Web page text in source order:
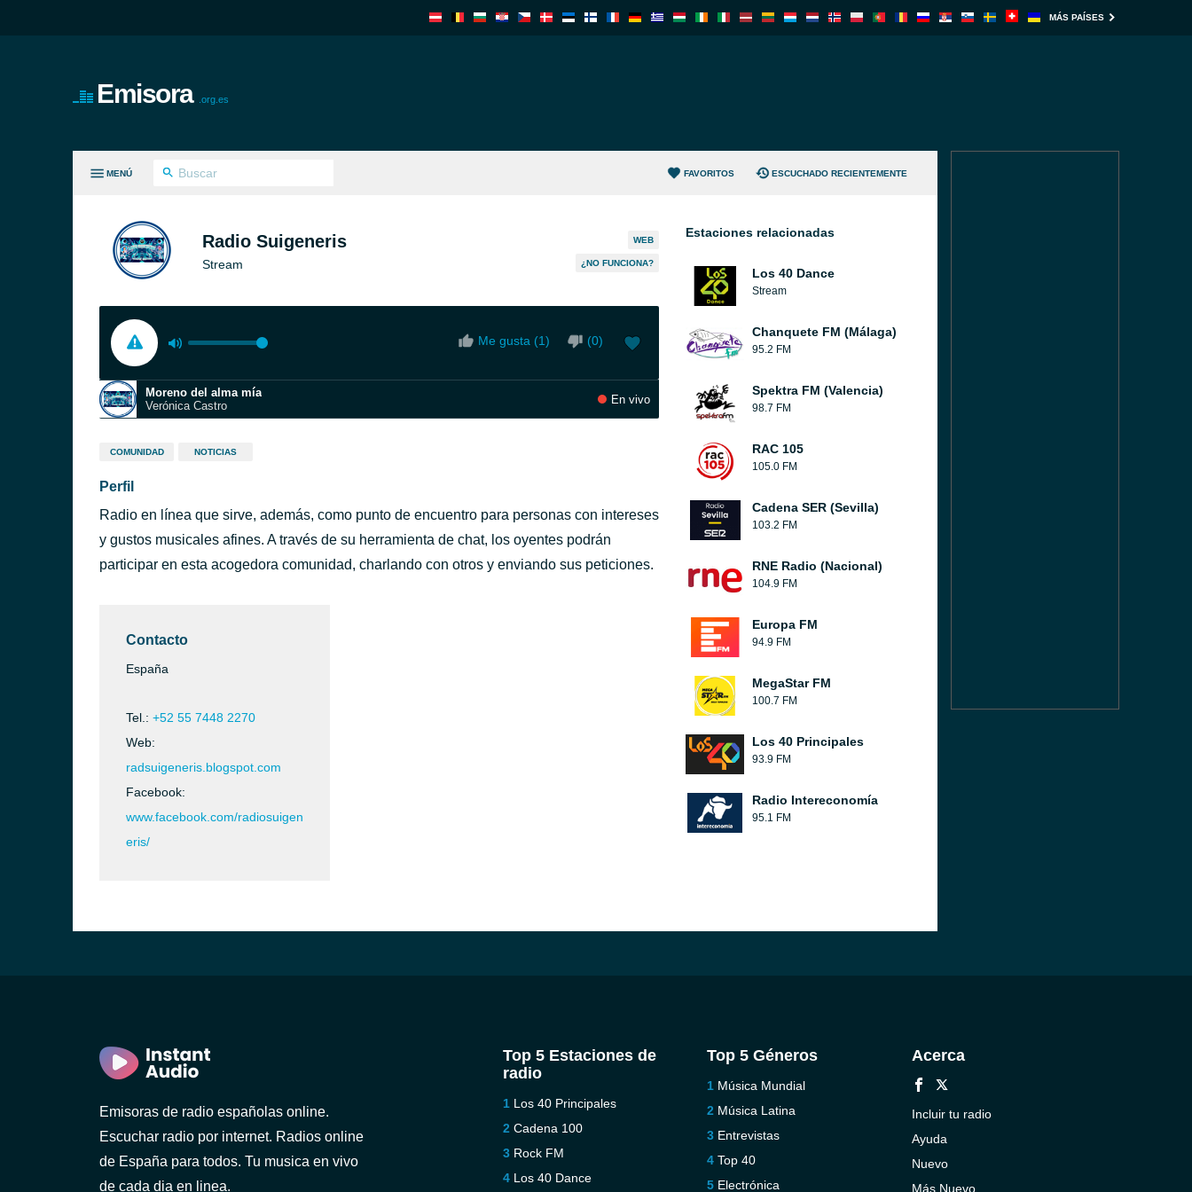
MÁS PAÍSES
Emisora .org.es
MENÚ FAVORITOS ESCUCHADO RECIENTEMENTE
Radio Suigeneris
Stream
WEB
¿NO FUNCIONA?
Me gusta (1) (0)
Moreno del alma mía
Verónica Castro
En vivo
COMUNIDAD NOTICIAS
Perfil
Radio en línea que sirve, además, como punto de encuentro para personas con intereses
y gustos musicales afines. A través de su herramienta de chat, los oyentes podrán
participar en esta acogedora comunidad, charlando con otros y enviando sus peticiones.
Contacto
España
Tel.: +52 55 7448 2270
Web:
radsuigeneris.blogspot.com
Facebook:
www.facebook.com/radiosuigen
eris/
Estaciones relacionadas
Los 40 Dance
Stream
Chanquete FM (Málaga)
95.2 FM
Spektra FM (Valencia)
98.7 FM
RAC 105
105.0 FM
Cadena SER (Sevilla)
103.2 FM
RNE Radio (Nacional)
104.9 FM
Europa FM
94.9 FM
MegaStar FM
100.7 FM
Los 40 Principales
93.9 FM
Radio Intereconomía
95.1 FM
Emisoras de radio españolas online.
Escuchar radio por internet. Radios online
de España para todos. Tu musica en vivo
de cada dia en linea.
Top 5 Estaciones de
radio
Los 40 Principales
Cadena 100
Rock FM
Los 40 Dance
Top 5 Géneros
Música Mundial
Música Latina
Entrevistas
Top 40
Electrónica
Acerca
Incluir tu radio
Ayuda
Nuevo
Más Nuevo